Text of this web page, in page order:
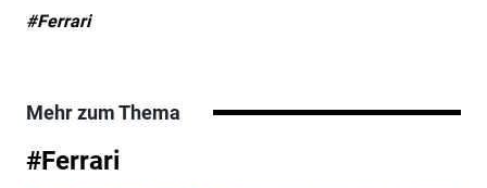
#Ferrari
Mehr zum Thema
#Ferrari